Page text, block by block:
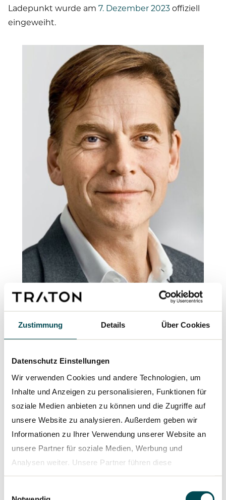
Zustimmung Details Über Cookies
Datenschutz Einstellungen
Wir verwenden Cookies und andere Technologien, um
Inhalte und Anzeigen zu personalisieren, Funktionen für
soziale Medien anbieten zu können und die Zugriffe auf
unsere Website zu analysieren. Außerdem geben wir
Informationen zu Ihrer Verwendung unserer Website an
unsere Partner für soziale Medien, Werbung und
Analysen weiter. Unsere Partner führen diese
Informationen möglicherweise mit weiteren Daten
zusammen, die Sie ihnen bereitgestellt haben oder die
Ladepunkt wurde am 7. Dezember 2023offiziell
eingeweiht.
„Allein die fehlende Ladeinfrastruktur
setzt dem Hochlauf der Elektromobilität
im Nutzfahrzeugbereich derzeit noch ein
kräftiger Unterstützung durch die
europäische Politik gelöst werden.“
Christian Levin CEO of the TRATON
GROUP
Staatliche Förderinstrumente helfen bei der
Einführung der E-Mobilität im Transportverkehr